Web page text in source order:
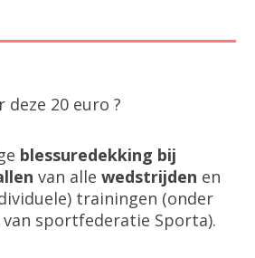
20 euro ?
blessuredekking bij
van allewedstrijden en
trainingen (onder
van sportfederatie Sporta).